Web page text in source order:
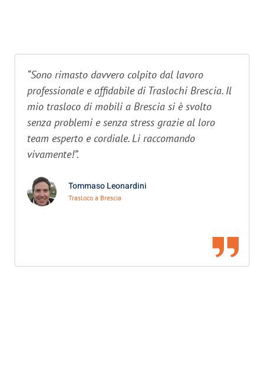
“Sono rimasto davvero colpito dal lavoro
professionale e affidabile di Traslochi Brescia. Il
mio trasloco di mobili a Brescia si è svolto
senza problemi e senza stress grazie al loro
team esperto e cordiale. Li raccomando
vivamente!”.
Tommaso Leonardini
Trasloco a Brescia